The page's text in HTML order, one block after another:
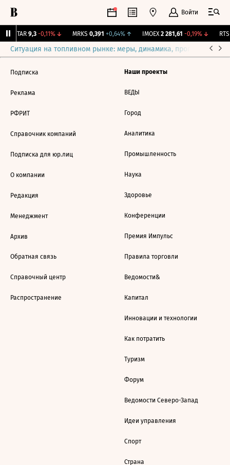
Войти
UTAR 9,3 -0,11%↓ MRKS 0,391 +0,64%↑ IMOEX 2 281,61 -0,19%↓ RTSI
Ситуация на топливном рынке: меры, динамика, прогнозы
Подписка
Реклама
РФРИТ
Справочник компаний
Подписка для юр.лиц
О компании
Редакция
Менеджмент
Архив
Обратная связь
Справочный центр
Распространение
Наши проекты
ВЕДЫ
Город
Аналитика
Промышленность
Наука
Здоровье
Конференции
Премия Импульс
Правила торговли
Ведомости&
Капитал
Инновации и технологии
Как потратить
Туризм
Форум
Ведомости Северо-Запад
Идеи управления
Спорт
Страна